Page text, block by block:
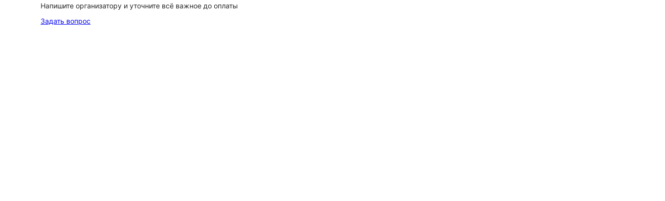
Напишите организатору и уточните всё важное до оплаты
Задать вопрос